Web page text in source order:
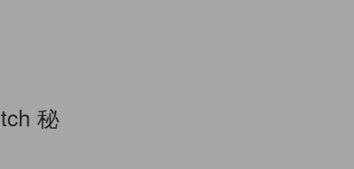
秘